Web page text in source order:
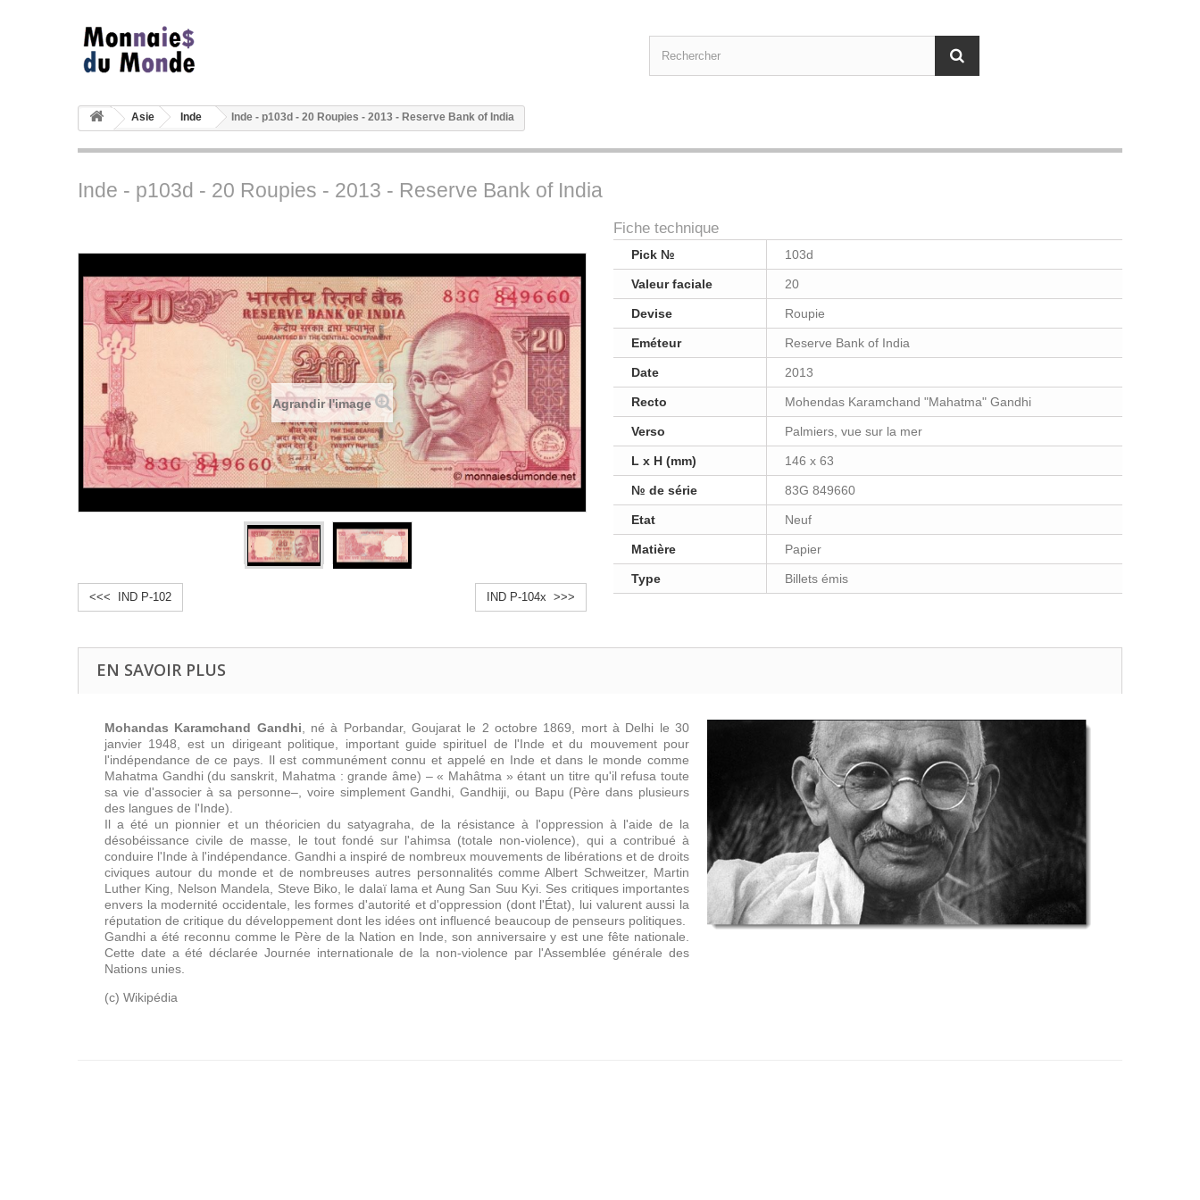
Asie Inde Inde - p103d - 20 Roupies - 2013 - Reserve Bank of India
Inde - p103d - 20 Roupies - 2013 - Reserve Bank of India
Agrandir l'image
<<< IND P-102 IND P-104x >>>
Fiche technique
Pick № 103d
Valeur faciale 20
Devise Roupie
Eméteur Reserve Bank of India
Date 2013
Recto Mohendas Karamchand "Mahatma" Gandhi
Verso Palmiers, vue sur la mer
L x H (mm) 146 x 63
№ de série 83G 849660
Etat Neuf
Matière Papier
Type Billets émis
EN SAVOIR PLUS
Mohandas Karamchand Gandhi , né à Porbandar, Goujarat le 2 octobre 1869, mort à Delhi le 30
janvier 1948, est un dirigeant politique, important guide spirituel de l'Inde et du mouvement pour
l'indépendance de ce pays. Il est communément connu et appelé en Inde et dans le monde comme
Mahatma Gandhi (du sanskrit, Mahatma : grande âme) – « Mahâtma » étant un titre qu'il refusa toute
sa vie d'associer à sa personne–, voire simplement Gandhi, Gandhiji, ou Bapu (Père dans plusieurs
des langues de l'Inde).
Il a été un pionnier et un théoricien du satyagraha, de la résistance à l'oppression à l'aide de la
désobéissance civile de masse, le tout fondé sur l'ahimsa (totale non-violence), qui a contribué à
conduire l'Inde à l'indépendance. Gandhi a inspiré de nombreux mouvements de libérations et de droits
civiques autour du monde et de nombreuses autres personnalités comme Albert Schweitzer, Martin
Luther King, Nelson Mandela, Steve Biko, le dalaï lama et Aung San Suu Kyi. Ses critiques importantes
envers la modernité occidentale, les formes d'autorité et d'oppression (dont l'État), lui valurent aussi la
réputation de critique du développement dont les idées ont influencé beaucoup de penseurs politiques.
Gandhi a été reconnu comme le Père de la Nation en Inde, son anniversaire y est une fête nationale.
Cette date a été déclarée Journée internationale de la non-violence par l'Assemblée générale des
Nations unies.
(c) Wikipédia